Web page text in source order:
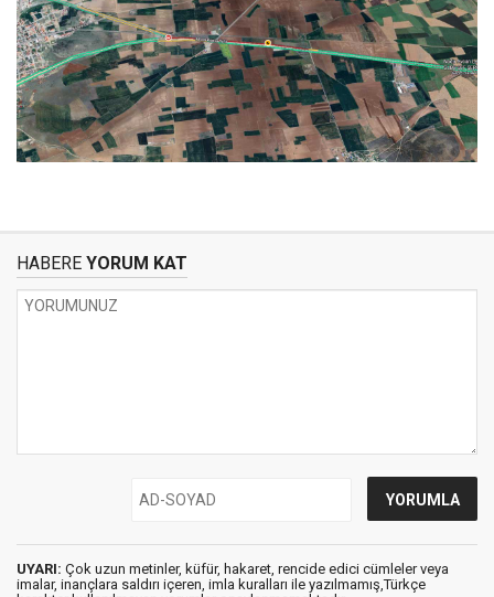
HABERE YORUM KAT
UYARI: Çok uzun metinler, küfür, hakaret, rencide edici cümleler veya
imalar, inançlara saldırı içeren, imla kuralları ile yazılmamış,Türkçe